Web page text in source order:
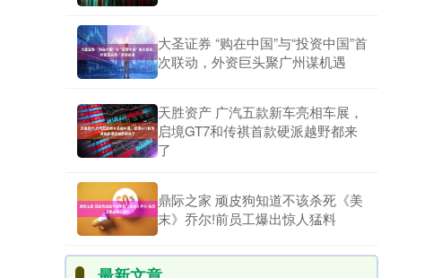
大圣证券 “购在中国”与“投资中国”首
次联动，外资巨头聚广州谋机遇
天胜资产 广汽五款新车亮相车展，
启境GT7和传祺首款硬派越野都来
了
鼎际之家 顽皮狗知道不该杀死《美
末》乔尔!前员工爆出惊人猛料